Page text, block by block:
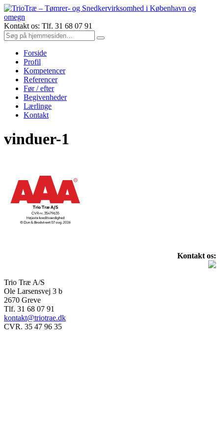
Kontakt os: Tlf. 31 68 07 91
Forside
Profil
Kompetencer
Referencer
Før / efter
Begivenheder
Lærlinge
Kontakt
vinduer-1
Kontakt os:
Trio Træ A/S
Ole Larsensvej 3 b
2670 Greve
Tlf. 31 68 07 91
kontakt@triotrae.dk
CVR. 35 47 96 35